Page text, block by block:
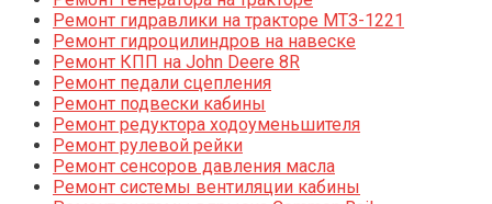
Ремонт гидравлики на тракторе МТЗ-1221
Ремонт гидроцилиндров на навеске
Ремонт КПП на John Deere 8R
Ремонт педали сцепления
Ремонт подвески кабины
Ремонт редуктора ходоуменьшителя
Ремонт рулевой рейки
Ремонт сенсоров давления масла
Ремонт системы вентиляции кабины